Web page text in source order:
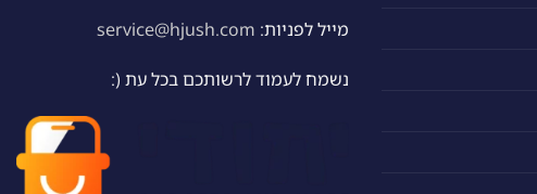
מייל לפניות: service@hjush.com
נשמח לעמוד לרשותכם בכל עת (: